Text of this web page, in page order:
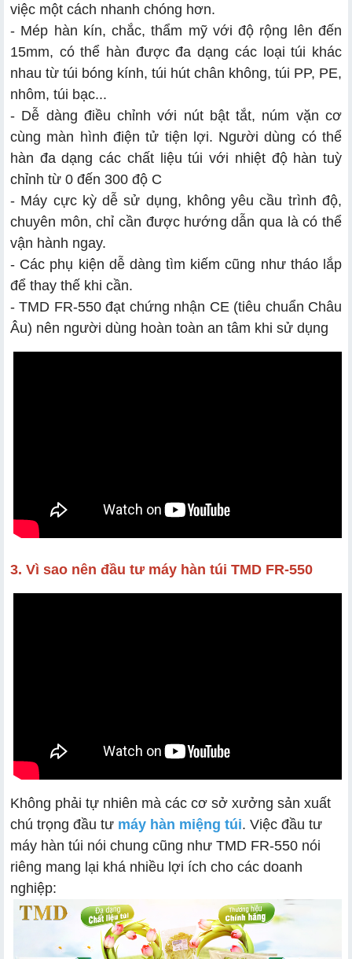
việc một cách nhanh chóng hơn.
- Mép hàn kín, chắc, thẩm mỹ với độ rộng lên đến
15mm, có thể hàn được đa dạng các loại túi khác
nhau từ túi bóng kính, túi hút chân không, túi PP, PE,
nhôm, túi bạc...
- Dễ dàng điều chỉnh với nút bật tắt, núm vặn cơ
cùng màn hình điện tử tiện lợi. Người dùng có thể
hàn đa dạng các chất liệu túi với nhiệt độ hàn tuỳ
chỉnh từ 0 đến 300 độ C
- Máy cực kỳ dễ sử dụng, không yêu cầu trình độ,
chuyên môn, chỉ cần được hướng dẫn qua là có thể
vận hành ngay.
- Các phụ kiện dễ dàng tìm kiếm cũng như tháo lắp
để thay thế khi cần.
- TMD FR-550 đạt chứng nhận CE (tiêu chuẩn Châu
Âu) nên người dùng hoàn toàn an tâm khi sử dụng
3. Vì sao nên đầu tư máy hàn túi TMD FR-550
Không phải tự nhiên mà các cơ sở xưởng sản xuất
chú trọng đầu tư máy hàn miệng túi. Việc đầu tư
máy hàn túi nói chung cũng như TMD FR-550 nói
riêng mang lại khá nhiều lợi ích cho các doanh
nghiệp: